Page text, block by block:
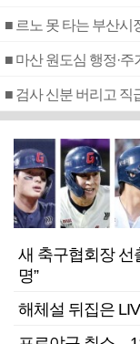
■ 르노 못 타는 부산
■ 마산 원도심 행정·
새 축구협회장
명”
해체설 뒤집은